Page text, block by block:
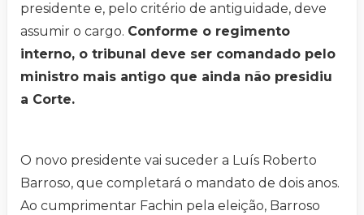
presidente e, pelo critério de antiguidade, deve
assumir o cargo. Conforme o regimento
interno, o tribunal deve ser comandado pelo
ministro mais antigo que ainda não presidiu
a Corte.
O novo presidente vai suceder a Luís Roberto
Barroso, que completará o mandato de dois anos.
Ao cumprimentar Fachin pela eleição, Barroso